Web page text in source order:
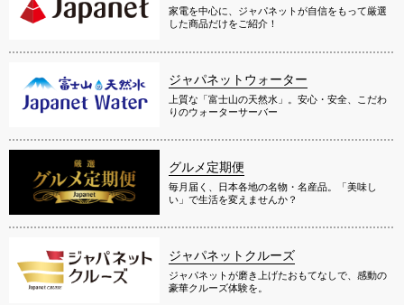
家電を中心に、ジャパネットが自信をもって厳選
した商品だけをご紹介！
ジャパネットウォーター
上質な「富士山の天然水」。安心・安全、こだわ
りのウォーターサーバー
グルメ定期便
毎月届く、日本各地の名物・名産品。「美味し
い」で生活を変えませんか？
ジャパネットクルーズ
ジャパネットが磨き上げたおもてなしで、感動の
豪華クルーズ体験を。